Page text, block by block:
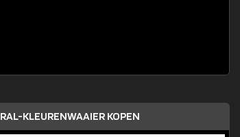
RAL-KLEURENWAAIER KOPEN